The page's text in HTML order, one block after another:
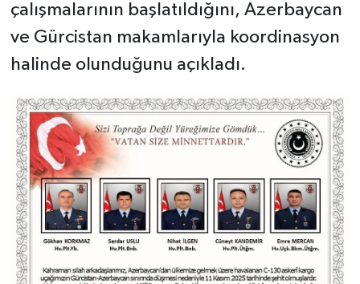
çalışmalarının başlatıldığını, Azerbaycan
ve Gürcistan makamlarıyla koordinasyon
halinde olunduğunu açıkladı.